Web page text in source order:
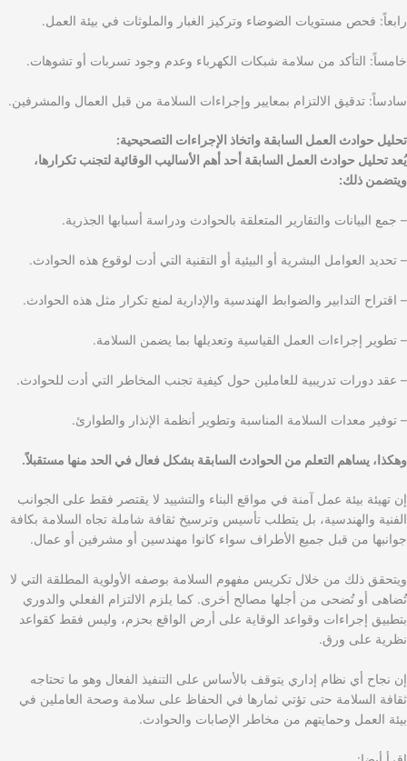
رابعاً: فحص مستويات الضوضاء وتركيز الغبار والملوثات في بيئة العمل.
خامساً: التأكد من سلامة شبكات الكهرباء وعدم وجود تسربات أو تشوهات.
سادساً: تدقيق الالتزام بمعايير وإجراءات السلامة من قبل العمال والمشرفين.
تحليل حوادث العمل السابقة واتخاذ الإجراءات التصحيحية:
يُعد تحليل حوادث العمل السابقة أحد أهم الأساليب الوقائية لتجنب تكرارها،
ويتضمن ذلك:
– جمع البيانات والتقارير المتعلقة بالحوادث ودراسة أسبابها الجذرية.
– تحديد العوامل البشرية أو البيئية أو التقنية التي أدت لوقوع هذه الحوادث.
– اقتراح التدابير والضوابط الهندسية والإدارية لمنع تكرار مثل هذه الحوادث.
– تطوير إجراءات العمل القياسية وتعديلها بما يضمن السلامة.
– عقد دورات تدريبية للعاملين حول كيفية تجنب المخاطر التي أدت للحوادث.
– توفير معدات السلامة المناسبة وتطوير أنظمة الإنذار والطوارئ.
وهكذا، يساهم التعلم من الحوادث السابقة بشكل فعال في الحد منها مستقبلاً.
إن تهيئة بيئة عمل آمنة في مواقع البناء والتشييد لا يقتصر فقط على الجوانب
الفنية والهندسية، بل يتطلب تأسيس وترسيخ ثقافة شاملة تجاه السلامة بكافة
جوانبها من قبل جميع الأطراف سواء كانوا مهندسين أو مشرفين أو عمال.
ويتحقق ذلك من خلال تكريس مفهوم السلامة بوصفه الأولوية المطلقة التي لا
تُضاهى أو تُضحى من أجلها مصالح أخرى. كما يلزم الالتزام الفعلي والدوري
بتطبيق إجراءات وقواعد الوقاية على أرض الواقع بحزم، وليس فقط كقواعد
نظرية على ورق.
إن نجاح أي نظام إداري يتوقف بالأساس على التنفيذ الفعال وهو ما تحتاجه
ثقافة السلامة حتى تؤتي ثمارها في الحفاظ على سلامة وصحة العاملين في
بيئة العمل وحمايتهم من مخاطر الإصابات والحوادث.